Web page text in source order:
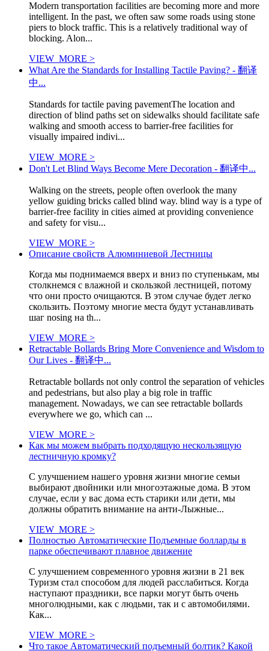
Modern transportation facilities are becoming more and more
intelligent. In the past, we often saw some roads using stone
piers to block traffic. This is a relatively traditional way of
blocking. Alon...
VIEW_MORE >
What Are the Standards for Installing Tactile Paving? - 翻译
中...
Standards for tactile paving pavementThe location and
direction of blind paths set on sidewalks should facilitate safe
walking and smooth access to barrier-free facilities for
visually impaired indivi...
VIEW_MORE >
Don't Let Blind Ways Become Mere Decoration - 翻译中...
Walking on the streets, people often overlook the many
yellow guiding bricks called blind way. blind way is a type of
barrier-free facility in cities aimed at providing convenience
and safety for visu...
VIEW_MORE >
Описание свойств Алюминиевой Лестницы
Когда мы поднимаемся вверх и вниз по ступенькам, мы
столкнемся с влажной и скользкой лестницей, потому
что они просто очищаются. В этом случае будет легко
скользить. Поэтому многие места будут устанавливать
шаг nosing на th...
VIEW_MORE >
Retractable Bollards Bring More Convenience and Wisdom to
Our Lives - 翻译中...
Retractable bollards not only control the separation of vehicles
and pedestrians, but also play a big role in traffic
management. Nowadays, we can see retractable bollards
everywhere we go, which can ...
VIEW_MORE >
Как мы можем выбрать подходящую нескользящую
лестничную кромку?
С улучшением нашего уровня жизни многие семьи
выбирают двойники или многоэтажные дома. В этом
случае, если у вас дома есть старики или дети, мы
должны обратить внимание на анти-Лыжные...
VIEW_MORE >
Полностью Автоматические Подъемные болларды в
парке обеспечивают плавное движение
С улучшением современного уровня жизни в 21 век
Туризм стал способом для людей расслабиться. Когда
наступают праздники, все парки могут быть очень
многолюдными, как с людьми, так и с автомобилями.
Как...
VIEW_MORE >
Что такое Автоматический подъемный болтик? Какой